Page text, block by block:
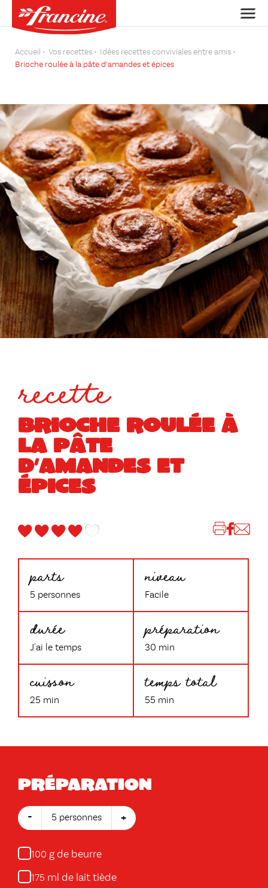
Accueil Vos recettes
Idées recettes conviviales entre amis
Brioche roulée à la pâte d’amandes et épices
recette
BRIOCHE ROULÉE À
LA PÂTE
D’AMANDES ET
ÉPICES
parts
5 personnes
niveau
Facile
durée
J'ai le temps
préparation
30 min
cuisson
25 min
temps total
55 min
Préparation
- 5 personnes +
100 g de beurre
175 ml de lait tiède